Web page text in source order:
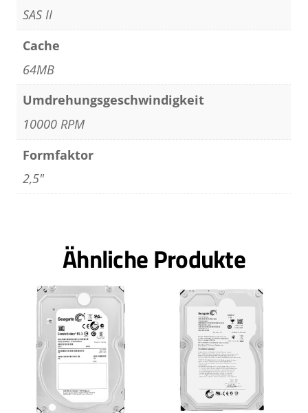
SAS II
Cache
64MB
Umdrehungsgeschwindigkeit
10000 RPM
Formfaktor
2,5"
Ähnliche Produkte